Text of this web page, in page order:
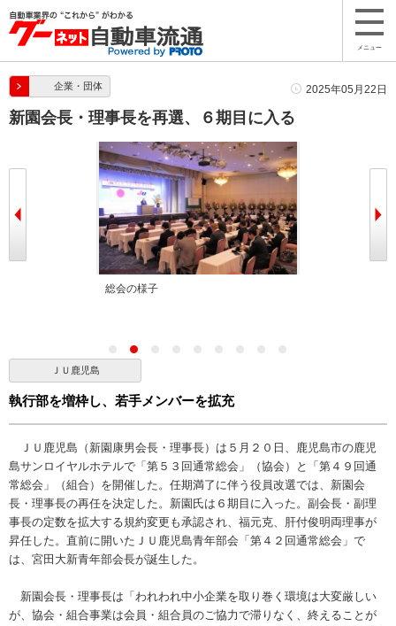
メニュー
企業・団体 2025年05月22日
新園会長・理事長を再選、６期目に入る
総会の様子
ＪＵ鹿児島
執行部を増枠し、若手メンバーを拡充
ＪＵ鹿児島（新園康男会長・理事長）は５月２０日、鹿児島市の鹿児
島サンロイヤルホテルで「第５３回通常総会」（協会）と「第４９回通
常総会」（組合）を開催した。任期満了に伴う役員改選では、新園会
長・理事長の再任を決定した。新園氏は６期目に入った。副会長・副理
事長の定数を拡大する規約変更も承認され、福元克、肝付俊明両理事が
昇任した。直前に開いたＪＵ鹿児島青年部会「第４２回通常総会」で
は、宮田大新青年部会長が誕生した。
新園会長・理事長は「われわれ中小企業を取り巻く環境は大変厳しい
が、協会・組合事業は会員・組合員のご協力で滞りなく、終えることが